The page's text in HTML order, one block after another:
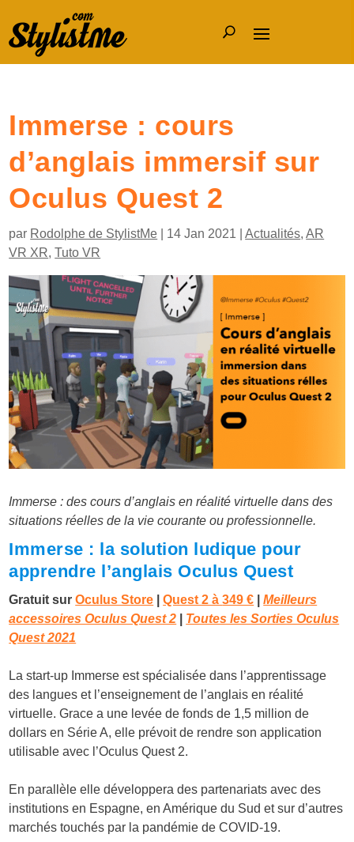
Immerse : cours
d’anglais immersif sur
Oculus Quest 2
par Rodolphe de StylistMe 14 Jan 2021 |Actualités,AR
VR XR,Tuto VR
Immerse : des cours d’anglais en réalité virtuelle dans des
situations réelles de la vie courante ou professionnelle.
Immerse : la solution ludique pour
apprendre l’anglais Oculus Quest
Gratuit surOculus Store |Quest 2 à349 € |Meilleurs
accessoires Oculus Quest 2
Toutes les Sorties Oculus
Quest 2021
La start-up Immerse est spécialisée dans l’apprentissage
des langues et l’enseignement de l’anglais en réalité
virtuelle. Grace a une levée de fonds de 1,5 million de
dollars en Série A, elle prévoit de rendre son application
utilisable avec l’Oculus Quest 2.
En parallèle elle développera des partenariats avec des
institutions en Espagne, en Amérique du Sud et sur d’autres
marchés touchés par la pandémie de COVID-19.